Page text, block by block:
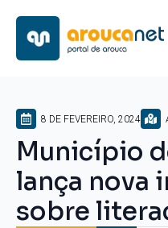
8 DE FEVEREIRO, 2024
Município
lança nova
sobre